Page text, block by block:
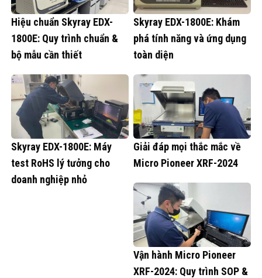
Hiệu chuẩn Skyray EDX-
1800E: Quy trình chuẩn &
bộ mẫu cần thiết
Skyray EDX-1800E: Khám
phá tính năng và ứng dụng
toàn diện
Skyray EDX-1800E: Máy
test RoHS lý tưởng cho
doanh nghiệp nhỏ
Giải đáp mọi thắc mắc về
Micro Pioneer XRF-2024
Vận hành Micro Pioneer
XRF-2024: Quy trình SOP &